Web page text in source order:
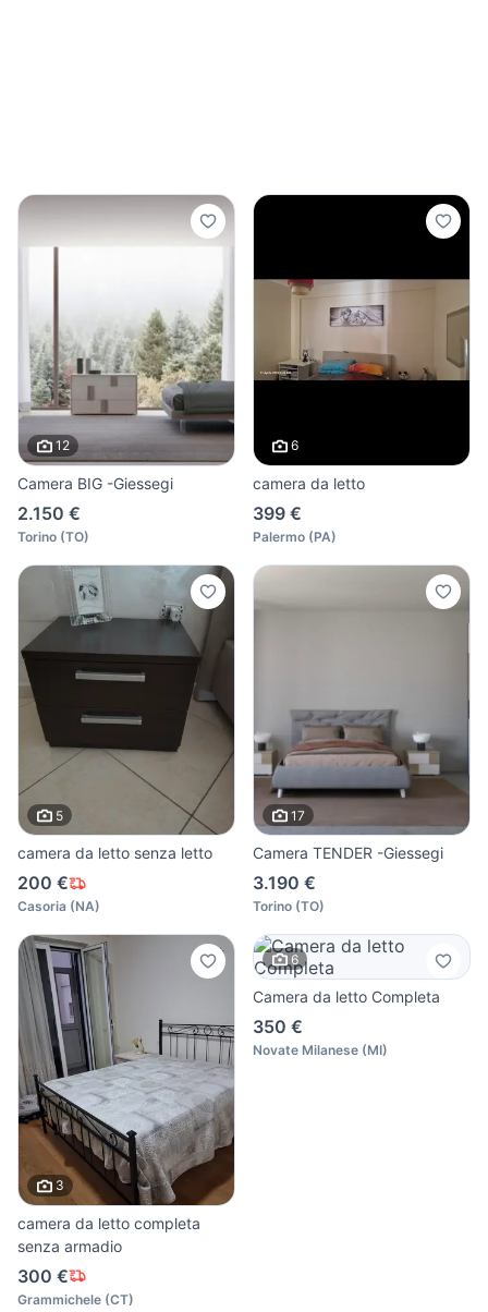
12
Camera BIG -Giessegi
2.150 €
Torino (TO)
6
camera da letto
399 €
Palermo (PA)
5
camera da letto senza letto
200 €
Casoria (NA)
17
Camera TENDER -Giessegi
3.190 €
Torino (TO)
3
camera da letto completa
senza armadio
300 €
Grammichele (CT)
6
Camera da letto Completa
350 €
Novate Milanese (MI)